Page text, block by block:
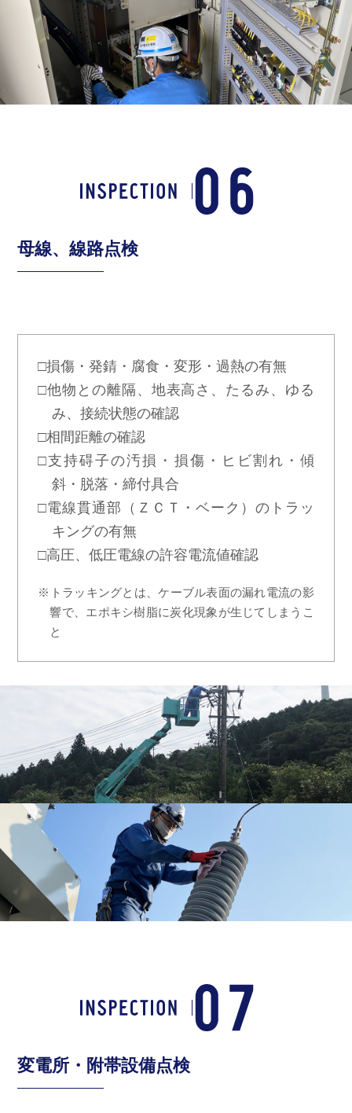
母線、線路点検
□損傷・発錆・腐食・変形・過熱の有無
□他物との離隔、地表高さ、たるみ、ゆる
み、接続状態の確認
□相間距離の確認
□支持碍子の汚損・損傷・ヒビ割れ・傾
斜・脱落・締付具合
□電線貫通部（ＺＣＴ・ベーク）のトラッ
キングの有無
□高圧、低圧電線の許容電流値確認
※トラッキングとは、ケーブル表面の漏れ電流の影
響で、エポキシ樹脂に炭化現象が生じてしまうこ
と
変電所・附帯設備点検